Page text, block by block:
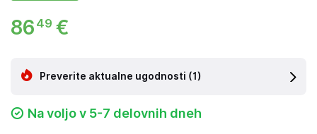
86 49 €
Preverite aktualne ugodnosti (1)
Na voljo v 5-7 delovnih dneh